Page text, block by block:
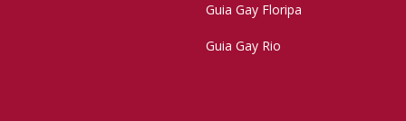
Guia Gay Floripa
Guia Gay Rio